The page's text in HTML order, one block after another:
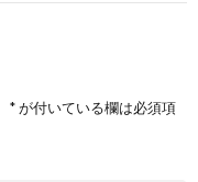
*が付いている欄は必須項